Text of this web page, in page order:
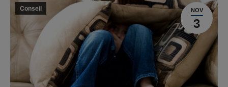
NOV
3
Conseil